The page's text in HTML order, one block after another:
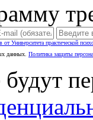
от Университета практической
данных. Политика защиты
будут